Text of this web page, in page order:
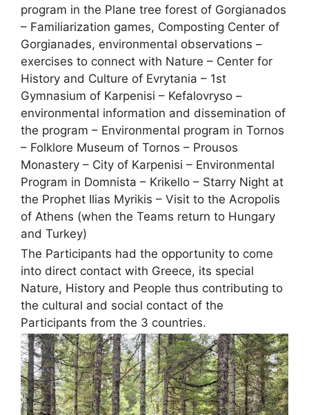
program in the Plane tree forest of Gorgianados
– Familiarization games, Composting Center of
Gorgianades, environmental observations –
exercises to connect with Nature – Center for
History and Culture of Evrytania – 1st
Gymnasium of Karpenisi – Kefalovryso –
environmental information and dissemination of
the program – Environmental program in Tornos
– Folklore Museum of Tornos – Prousos
Monastery – City of Karpenisi – Environmental
Program in Domnista – Krikello – Starry Night at
the Prophet Ilias Myrikis – Visit to the Acropolis
of Athens (when the Teams return to Hungary
and Turkey)
The Participants had the opportunity to come
into direct contact with Greece, its special
Nature, History and People thus contributing to
the cultural and social contact of the
Participants from the 3 countries.